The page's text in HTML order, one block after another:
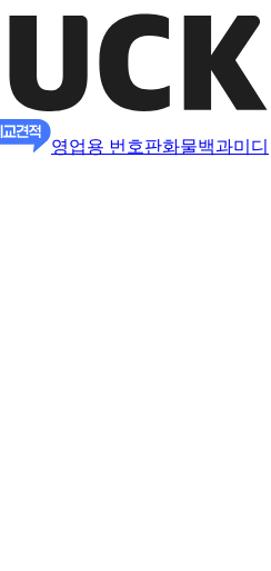
영업용 번호판화물백과미디